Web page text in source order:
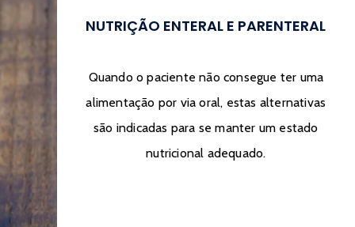
NUTRIÇÃO ENTERAL E PARENTERAL
Quando o paciente não consegue ter uma
alimentação por via oral, estas alternativas
são indicadas para se manter um estado
nutricional adequado.